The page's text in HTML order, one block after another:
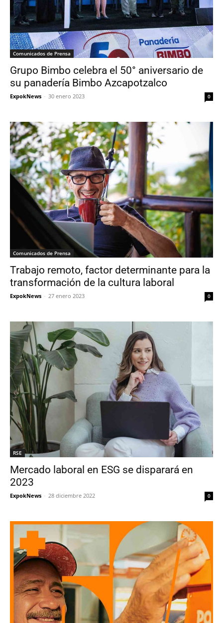
Comunicados de Prensa
Grupo Bimbo celebra el 50° aniversario de
su panadería Bimbo Azcapotzalco
ExpokNews - 30 enero 2023 0
Comunicados de Prensa
Trabajo remoto, factor determinante para la
transformación de la cultura laboral
ExpokNews - 27 enero 2023 0
RSE
Mercado laboral en ESG se disparará en
2023
ExpokNews - 28 diciembre 2022 0